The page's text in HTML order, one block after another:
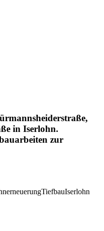
in Iserlohn.
zur
TiefbauIserlohn